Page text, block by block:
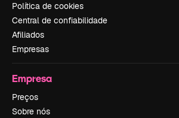
Política de cookies
Central de confiabilidade
Afiliados
Empresas
Empresa
Preços
Sobre nós